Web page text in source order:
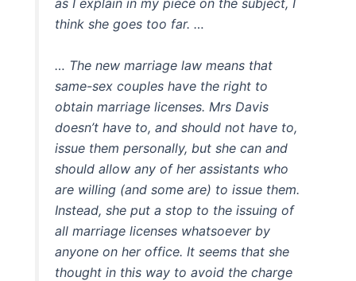
as I explain in my piece on the subject, I
think she goes too far. …
… The new marriage law means that
same-sex couples have the right to
obtain marriage licenses. Mrs Davis
doesn’t have to, and should not have to,
issue them personally, but she can and
should allow any of her assistants who
are willing (and some are) to issue them.
Instead, she put a stop to the issuing of
all marriage licenses whatsoever by
anyone on her office. It seems that she
thought in this way to avoid the charge